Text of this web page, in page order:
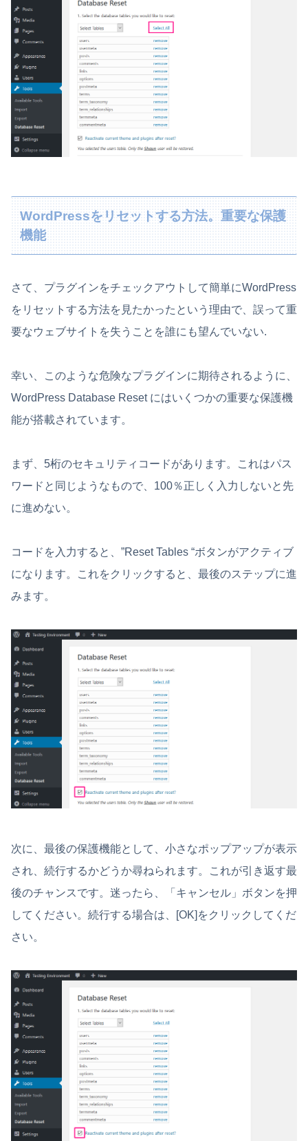
WordPressをリセットする方法。重要な保護
機能
さて、プラグインをチェックアウトして簡単にWordPress
をリセットする方法を見たかったという理由で、誤って重
要なウェブサイトを失うことを誰にも望んでいない.
幸い、このような危険なプラグインに期待されるように、
WordPress Database Reset にはいくつかの重要な保護機
能が搭載されています。
まず、5桁のセキュリティコードがあります。これはパス
ワードと同じようなもので、100％正しく入力しないと先
に進めない。
コードを入力すると、”Reset Tables “ボタンがアクティブ
になります。これをクリックすると、最後のステップに進
みます。
次に、最後の保護機能として、小さなポップアップが表示
され、続行するかどうか尋ねられます。これが引き返す最
後のチャンスです。迷ったら、「キャンセル」ボタンを押
してください。続行する場合は、[OK]をクリックしてくだ
さい。